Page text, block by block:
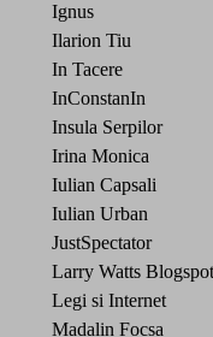
Ignus
Ilarion Tiu
In Tacere
InConstanIn
Insula Serpilor
Irina Monica
Iulian Capsali
Iulian Urban
JustSpectator
Larry Watts Blogspot
Legi si Internet
Madalin Focsa